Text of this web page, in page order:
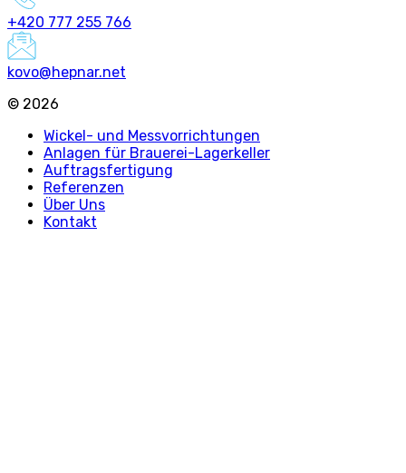
+420 777 255 766
kovo@hepnar.net
© 2026
Wickel- und Messvorrichtungen
Anlagen für Brauerei-Lagerkeller
Auftragsfertigung
Referenzen
Über Uns
Kontakt